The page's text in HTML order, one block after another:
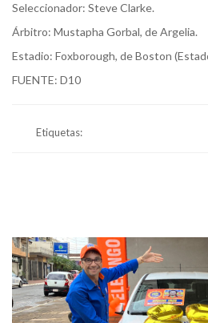
Seleccionador: Steve Clarke.
Árbitro: Mustapha Gorbal, de Argelia.
Estadio: Foxborough, de Boston
FUENTE: D10
Etiquetas: